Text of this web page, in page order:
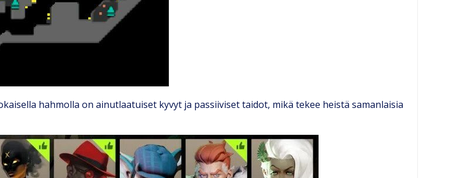
hahmolla on ainutlaatuiset kyvyt ja passiiviset taidot, mikä tekee heistä samanlaisia